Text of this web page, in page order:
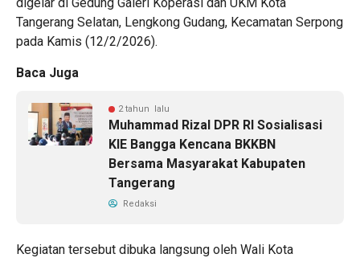
Tangerang Selatan, Lengkong Gudang, Kecamatan Serpong
pada Kamis (12/2/2026).
Baca Juga
2 tahun lalu
Muhammad Rizal DPR RI Sosialisasi
KIE Bangga Kencana BKKBN
Bersama Masyarakat Kabupaten
Tangerang
Redaksi
Kegiatan tersebut dibuka langsung oleh Wali Kota